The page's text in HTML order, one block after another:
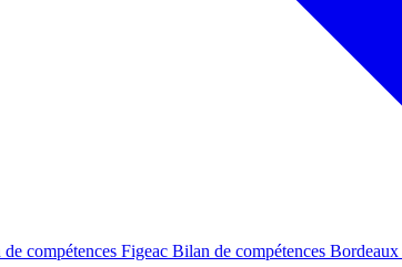
compétences Figeac Bilan de compétences Bordeaux